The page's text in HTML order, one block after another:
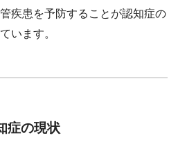
疾患を予防することが認知症の
います。
症の現状